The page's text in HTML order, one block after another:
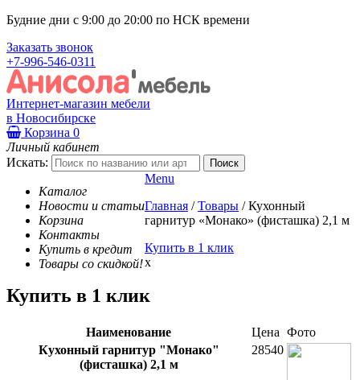
Будние дни с 9:00 до 20:00 по НСК времени
Заказать звонок
+7-996-546-0311
Интернет-магазин мебели
в Новосибирске
Корзина 0
Личный кабинет
Искать:
Каталог
Новости и статьи
Корзина
Контакты
Купить в кредит
Товары со скидкой!
Menu
Главная / Товары / Кухонный
гарнитур «Монако» (фисташка) 2,1 м
Купить в 1 клик
x
Купить в 1 клик
Наименование Цена Фото
Кухонный гарнитур "Монако"
(фисташка) 2,1 м
28540